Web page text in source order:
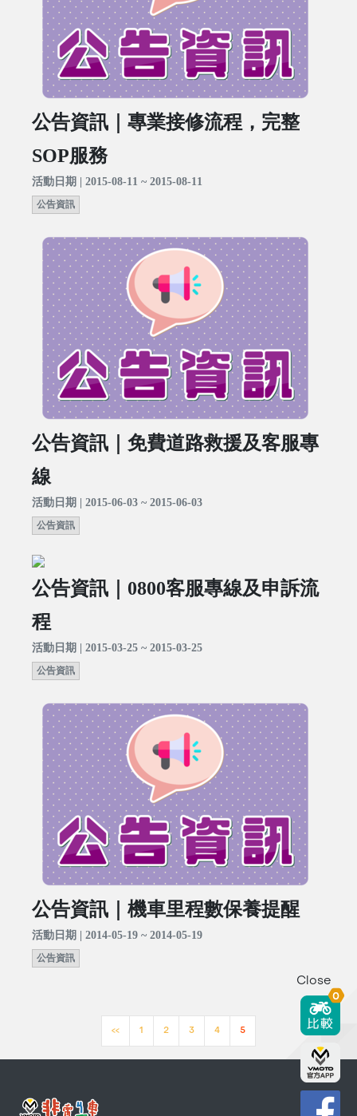
公告資訊｜專業接修流程，完整
SOP服務
活動日期 | 2015-08-11 ~ 2015-08-11
公告資訊
公告資訊｜免費道路救援及客服專
線
活動日期 | 2015-06-03 ~ 2015-06-03
公告資訊
公告資訊｜0800客服專線及申訴流
程
活動日期 | 2015-03-25 ~ 2015-03-25
公告資訊
公告資訊｜機車里程數保養提醒
活動日期 | 2014-05-19 ~ 2014-05-19
公告資訊
<< 1 2 3 4 5
Close
0